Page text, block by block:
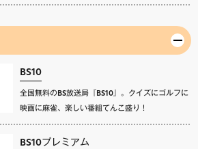
BS10
全国無料のBS放送局『BS10』。クイズにゴルフに
映画に麻雀、楽しい番組てんこ盛り！
BS10プレミアム